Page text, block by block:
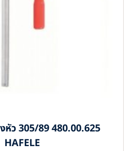
หัว 305/89 480.00.625
HAFELE